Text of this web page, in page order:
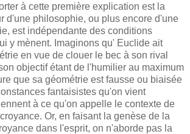
à cette première explication est la
d'une philosophie, ou plus encore d'une
est indépendante des conditions
y mènent. Imaginons qu' Euclide ait
en vue de clouer le bec à son rival
objectif étant de l'humilier au maximum
que sa géométrie est fausse ou biaisée
fantaisistes qu'on vient
à ce qu'on appelle le contexte de
Or, en faisant la genèse de la
dans l'esprit, on n'aborde pas la